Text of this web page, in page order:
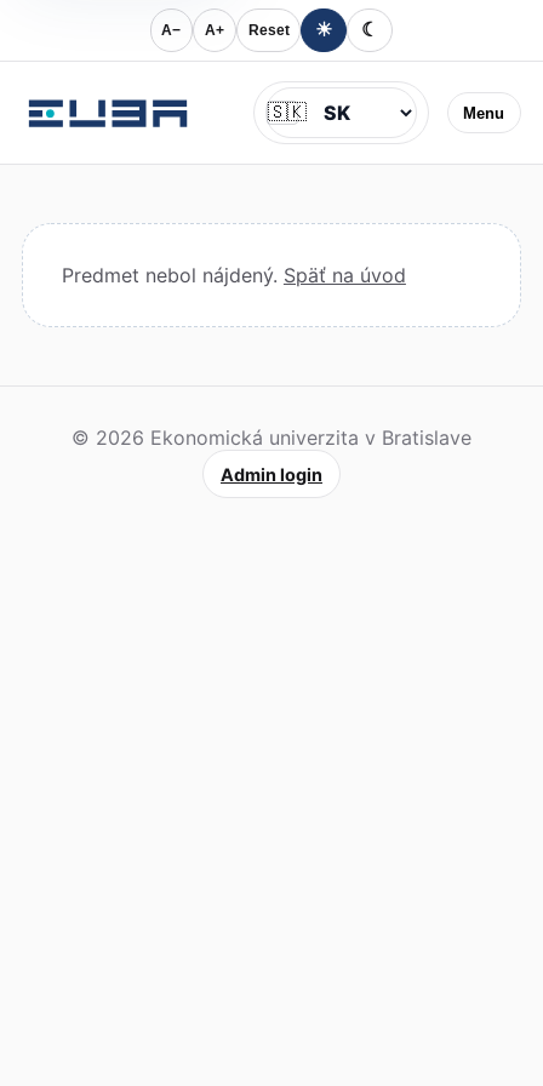
A− A+ Reset ☀ ☾
Menu
Jazyk
🇸🇰
Predmet nebol nájdený. Späť na úvod
© 2026 Ekonomická univerzita v Bratislave
Admin login